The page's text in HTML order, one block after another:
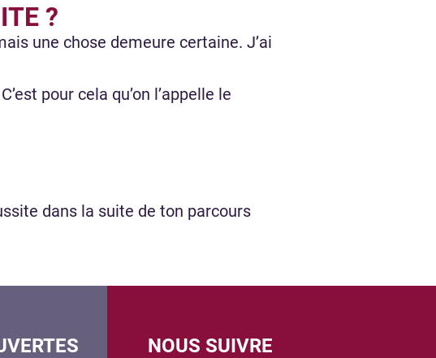
?
une chose demeure certaine. J’ai
pour cela qu’on l’appelle le
dans la suite de ton parcours
NOUS SUIVRE